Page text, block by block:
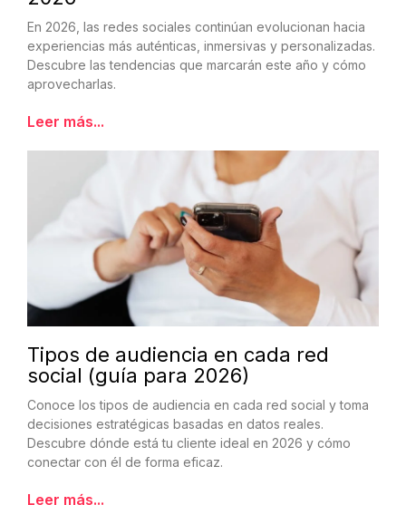
En 2026, las redes sociales continúan evolucionan hacia
experiencias más auténticas, inmersivas y personalizadas.
Descubre las tendencias que marcarán este año y cómo
aprovecharlas.
Leer más...
Tipos de audiencia en cada red
social (guía para 2026)
Conoce los tipos de audiencia en cada red social y toma
decisiones estratégicas basadas en datos reales.
Descubre dónde está tu cliente ideal en 2026 y cómo
conectar con él de forma eficaz.
Leer más...